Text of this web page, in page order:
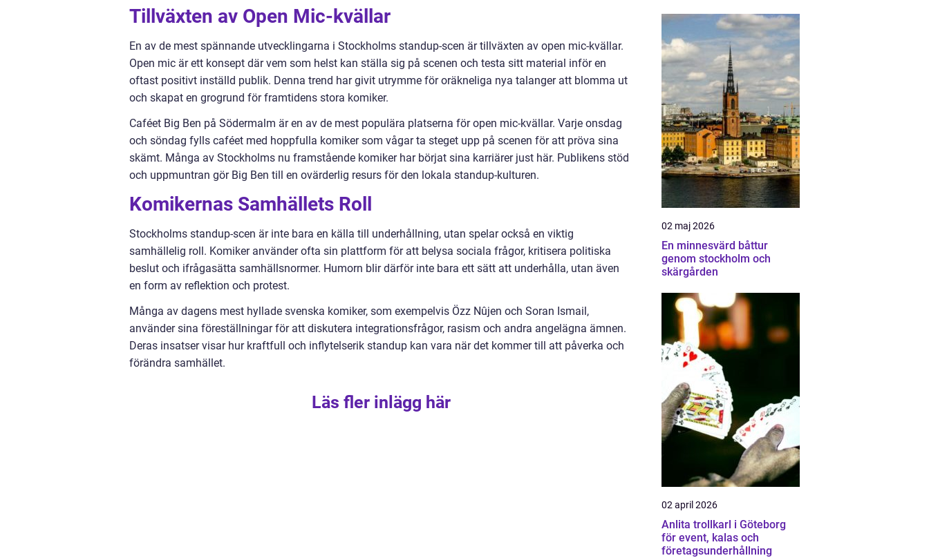
Tillväxten av Open Mic-kvällar
En av de mest spännande utvecklingarna i Stockholms standup-scen är tillväxten av open mic-kvällar.
Open mic är ett konsept där vem som helst kan ställa sig på scenen och testa sitt material inför en
oftast positivt inställd publik. Denna trend har givit utrymme för oräkneliga nya talanger att blomma ut
och skapat en grogrund för framtidens stora komiker.
Caféet Big Ben på Södermalm är en av de mest populära platserna för open mic-kvällar. Varje onsdag
och söndag fylls caféet med hoppfulla komiker som vågar ta steget upp på scenen för att pröva sina
skämt. Många av Stockholms nu framstående komiker har börjat sina karriärer just här. Publikens stöd
och uppmuntran gör Big Ben till en ovärderlig resurs för den lokala standup-kulturen.
Komikernas Samhällets Roll
Stockholms standup-scen är inte bara en källa till underhållning, utan spelar också en viktig
samhällelig roll. Komiker använder ofta sin plattform för att belysa sociala frågor, kritisera politiska
beslut och ifrågasätta samhällsnormer. Humorn blir därför inte bara ett sätt att underhålla, utan även
en form av reflektion och protest.
Många av dagens mest hyllade svenska komiker, som exempelvis Özz Nûjen och Soran Ismail,
använder sina föreställningar för att diskutera integrationsfrågor, rasism och andra angelägna ämnen.
Deras insatser visar hur kraftfull och inflytelserik standup kan vara när det kommer till att påverka och
förändra samhället.
Läs fler inlägg här
02 maj 2026
En minnesvärd båttur
genom stockholm och
skärgården
02 april 2026
Anlita trollkarl i Göteborg
för event, kalas och
företagsunderhållning